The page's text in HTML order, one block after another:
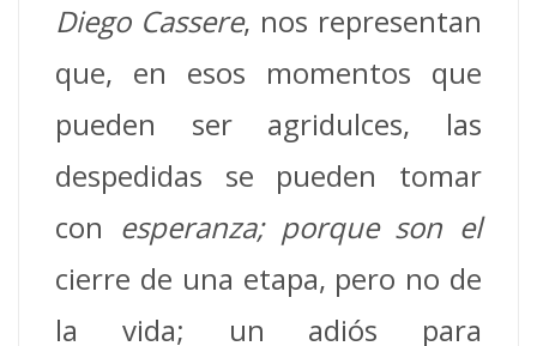
Diego Cassere, nos representan
que, en esos momentos que
pueden ser agridulces, las
despedidas se pueden tomar
con esperanza; porque son el
cierre de una etapa, pero no de
la vida; un adiós para